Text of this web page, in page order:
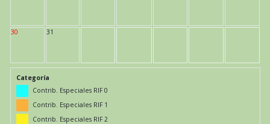
30 31
Categoría
Contrib. Especiales RIF 0
Contrib. Especiales RIF 1
Contrib. Especiales RIF 2